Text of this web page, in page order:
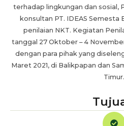
terhadap lingkungan dan sosial,
konsultan PT. IDEAS Semesta
penilaian NKT. Kegiatan
tanggal 27 Oktober – 4
dengan para pihak yang
Maret 2021, di Balikpapan dan
Timur.